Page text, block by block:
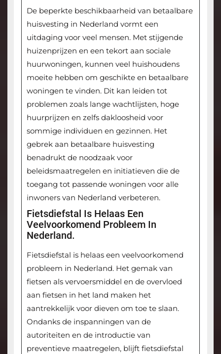
De beperkte beschikbaarheid van betaalbare
huisvesting in Nederland vormt een
uitdaging voor veel mensen. Met stijgende
huizenprijzen en een tekort aan sociale
huurwoningen, kunnen veel huishoudens
moeite hebben om geschikte en betaalbare
woningen te vinden. Dit kan leiden tot
problemen zoals lange wachtlijsten, hoge
huurprijzen en zelfs dakloosheid voor
sommige individuen en gezinnen. Het
gebrek aan betaalbare huisvesting
benadrukt de noodzaak voor
beleidsmaatregelen en initiatieven die de
toegang tot passende woningen voor alle
inwoners van Nederland verbeteren.
Fietsdiefstal Is Helaas Een
Veelvoorkomend Probleem In
Nederland.
Fietsdiefstal is helaas een veelvoorkomend
probleem in Nederland. Het gemak van
fietsen als vervoersmiddel en de overvloed
aan fietsen in het land maken het
aantrekkelijk voor dieven om toe te slaan.
Ondanks de inspanningen van de
autoriteiten en de introductie van
preventieve maatregelen, blijft fietsdiefstal